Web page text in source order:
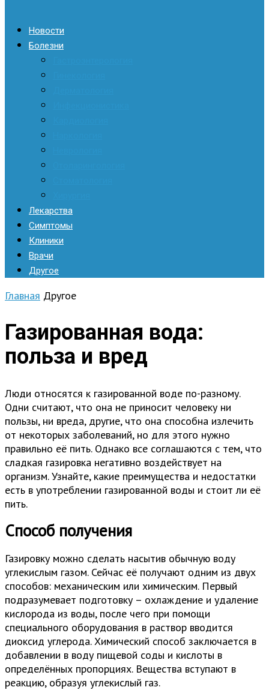
Новости
Болезни
Лекарства
Симптомы
Клиники
Врачи
Другое
Главная Другое
Газированная вода:
польза и вред
Люди относятся к газированной воде по-разному.
Одни считают, что она не приносит человеку ни
пользы, ни вреда, другие, что она способна излечить
от некоторых заболеваний, но для этого нужно
правильно её пить. Однако все соглашаются с тем, что
сладкая газировка негативно воздействует на
организм. Узнайте, какие преимущества и недостатки
есть в употреблении газированной воды и стоит ли её
пить.
Способ получения
Газировку можно сделать насытив обычную воду
углекислым газом. Сейчас её получают одним из двух
способов: механическим или химическим. Первый
подразумевает подготовку – охлаждение и удаление
кислорода из воды, после чего при помощи
специального оборудования в раствор вводится
диоксид углерода. Химический способ заключается в
добавлении в воду пищевой соды и кислоты в
определённых пропорциях. Вещества вступают в
реакцию, образуя углекислый газ.